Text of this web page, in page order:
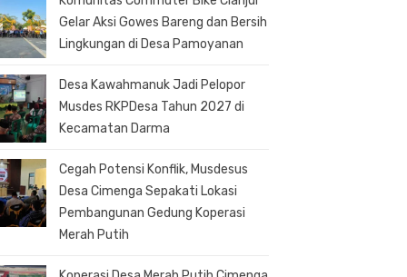
Gelar Aksi Gowes Bareng dan Bersih
Lingkungan di Desa Pamoyanan
Desa Kawahmanuk Jadi Pelopor
Musdes RKPDesa Tahun 2027 di
Kecamatan Darma
Cegah Potensi Konflik, Musdesus
Desa Cimenga Sepakati Lokasi
Pembangunan Gedung Koperasi
Merah Putih